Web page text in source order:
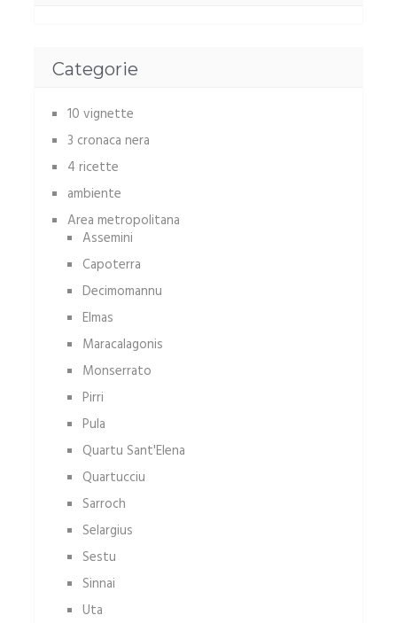
Categorie
10 vignette
3 cronaca nera
4 ricette
ambiente
Area metropolitana
Assemini
Capoterra
Decimomannu
Elmas
Maracalagonis
Monserrato
Pirri
Pula
Quartu Sant'Elena
Quartucciu
Sarroch
Selargius
Sestu
Sinnai
Uta